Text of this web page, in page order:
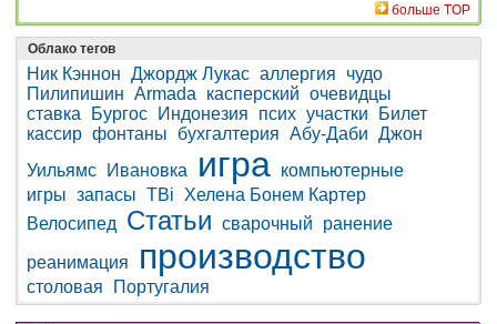
больше TOP
Облако тегов
Ник Кэннон Джордж Лукас аллергия
чудо
Пилипишин Armada касперский очевидцы
ставка
Бургос Индонезия псих участки
Билет
кассир фонтаны бухгалтерия Абу-Даби Джон
Уильямс
Ивановка игра компьютерные
игры запасы TBi
Хелена Бонем Картер
Велосипед
Статьи сварочный ранение
реанимация производство
столовая Португалия